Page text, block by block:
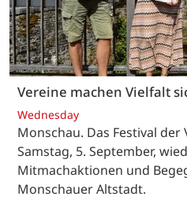
Vereine machen Vielfalt
Wednesday
Monschau. Das Festival
Samstag, 5. September,
Mitmachaktionen und
Monschauer Altstadt.